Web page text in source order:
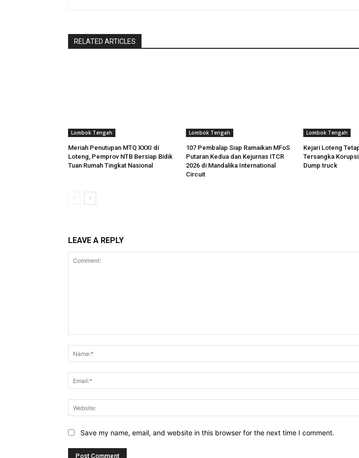
RELATED ARTICLES
Lombok Tengah
Meriah Penutupan MTQ XXXI di
Loteng, Pemprov NTB Bersiap Bidik
Tuan Rumah Tingkat Nasional
Lombok Tengah
107 Pembalap Siap Ramaikan MFoS
Putaran Kedua dan Kejurnas ITCR
2026 di Mandalika International
Circuit
Lombok Tengah
Kejari Loteng
Tersangka
Dump truck
LEAVE A REPLY
Save my name, email, and website in this browser for the next time I comment.